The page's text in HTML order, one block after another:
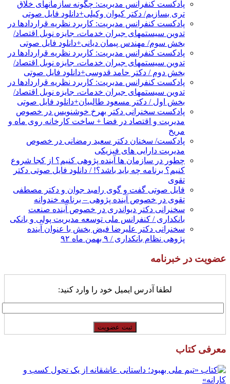
پادکست کنفرانس مدیریت: چگونه سازمانهای خلاق
تری بسازیم/ دکتر کیوان وکیلی+دانلود فایل صوتی
پادکست کنفرانس مدیریت: کاربرد نظریه قراردادها در
تدوین سیستمهای جبران خدمات، جایزه نوبل اقتصاد/
بخش سوم/ مهندس پیمان دیانی+دانلود فایل صوتی
پادکست کنفرانس مدیریت: کاربرد نظریه قراردادها در
تدوین سیستمهای جبران خدمات، جایزه نوبل اقتصاد/
بخش دوم / دکتر حامد قدوسی+دانلود فایل صوتی
پادکست کنفرانس مدیریت: کاربرد نظریه قراردادها در
تدوین سیستمهای جبران خدمات، جایزه نوبل اقتصاد/
بخش اول / دکتر مسعود طالبیان+دانلود فایل صوتی
پادکست سخنرانی دکتر بهرخ خوشنویس در خصوص
مدیریت و اقتصاد در فضا + ساخت کارخانه روی ماه و
مریخ
پادکست/ سخنان دکتر سعید رمضانی در خصوص
مدیریت دارایی های فیزیکی
چطور در سازمان ها آینده پژوهی کنیم؟ از کجا شروع
کنیم؟ برنامه چه باید باشد؟! / دانلود فایل صوتی دکتر
تقوی
فایل صوتی گفت و گوی رامبد جوان و دکتر مصطفی
تقوی در خصوص آینده پژوهی – برنامه خندوانه
سخنرانی دکتر دیواندری در خصوص آینده صنعت
بانکداری / کنفرانس ملی توسعه مدیریت پولی و بانکی
سخنرانی دکتر علیرضا فیض بخش با عنوان آینده
پژوهی نظام بانکداری / ۹ بهمن ماه ۹۲
عضویت در خبرنامه
لطفا آدرس ایمیل خود را وارد کنید:
معرفی کتاب